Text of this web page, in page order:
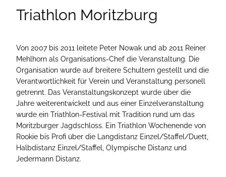
Triathlon Moritzburg
Von 2007 bis 2011 leitete Peter Nowak und ab 2011 Reiner
Mehlhorn als Organisations-Chef die Veranstaltung. Die
Organisation wurde auf breitere Schultern gestellt und die
Verantwortlichkeit für Verein und Veranstaltung personell
getrennt. Das Veranstaltungskonzept wurde über die
Jahre weiterentwickelt und aus einer Einzelveranstaltung
wurde ein Triathlon-Festival mit Tradition rund um das
Moritzburger Jagdschloss. Ein Triathlon Wochenende von
Rookie bis Profi über die Langdistanz Einzel/Staffel/Duett,
Halbdistanz Einzel/Staffel, Olympische Distanz und
Jedermann Distanz.